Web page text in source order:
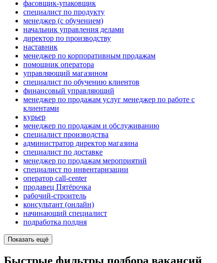
фасовщик-упаковщик
специалист по продукту
менеджер (с обучением)
начальник управления делами
директор по производству
наставник
менеджер по корпоративным продажам
помощник оператора
управляющий магазином
специалист по обучению клиентов
финансовый управляющий
менеджер по продажам услуг менеджер по работе с
клиентами
курьер
менеджер по продажам и обслуживанию
специалист производства
администратор директор магазина
специалист по доставке
менеджер по продажам мероприятий
специалист по инвентаризации
оператор call-center
продавец Пятёрочка
рабочий-строитель
консультант (онлайн)
начинающий специалист
подработка полдня
Показать ещё